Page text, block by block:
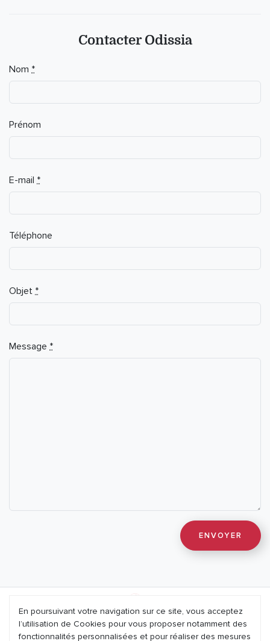
Contacter Odissia
Nom *
Prénom
E-mail *
Téléphone
Objet *
Message *
Mentions légales
En poursuivant votre navigation sur ce site, vous acceptez
l’utilisation de Cookies pour vous proposer notamment des
fonctionnalités personnalisées et pour réaliser des mesures